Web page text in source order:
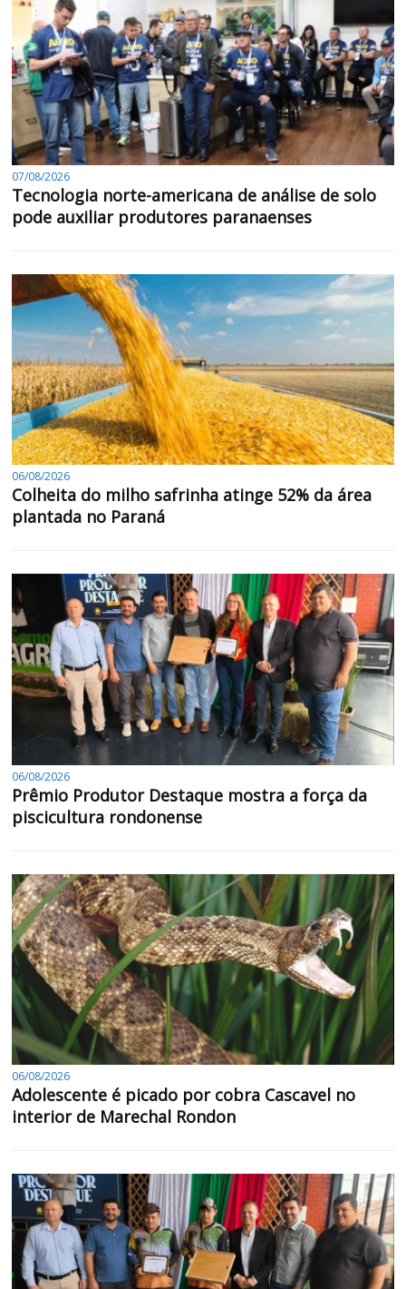
07/08/2026
Tecnologia norte-americana de análise de solo
pode auxiliar produtores paranaenses
06/08/2026
Colheita do milho safrinha atinge 52% da área
plantada no Paraná
06/08/2026
Prêmio Produtor Destaque mostra a força da
piscicultura rondonense
06/08/2026
Adolescente é picado por cobra Cascavel no
interior de Marechal Rondon